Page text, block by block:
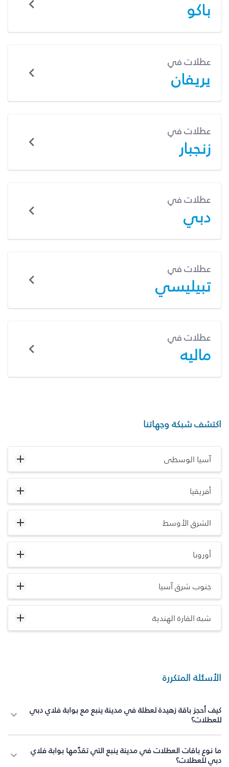
باكو
عطلات في
يريفان
عطلات في
زنجبار
عطلات في
دبي
عطلات في
تبيليسي
عطلات في
ماليه
اكتشف شبكة وجهاتنا
آسيا الوسطى
أفريقيا
الشرق الأوسط
أوروبا
جنوب شرق آسيا
شبه القارة الهندية
الأسئلة المتكررة
كيف أحجز باقة زهيدة لعطلة في مدينة ينبع مع بوابة فلاي دبي
للعطلات؟
ما نوع باقات العطلات في مدينة ينبع التي تقدّمها بوابة فلاي
دبي للعطلات؟